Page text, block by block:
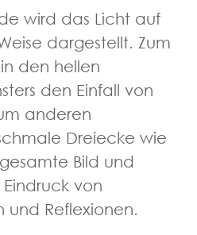
wird das Licht auf
dargestellt. Zum
den hellen
den Einfall von
anderen
Dreiecke wie
Bild und
von
und Reflexionen.